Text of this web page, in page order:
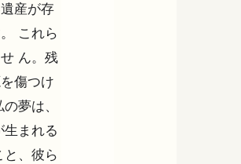
産が存
これら
ん。残
傷つけ
夢は、
まれる
、彼ら